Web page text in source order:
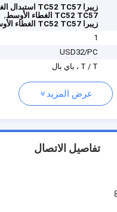
زيبرا TC52 TC57 استبدال الغطاء الأوسط
TC52 TC57 الغطاء الأوسط
,
زيبرا TC52 TC57 الغطاء الأوسط
1
USD32/PC
T / T ، باي بال
عرض المزيد
تفاصيل الاتصال